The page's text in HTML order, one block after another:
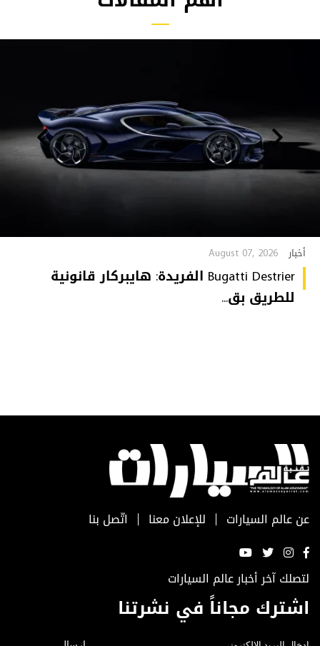
أخبار August 07, 2026
Bugatti Destrier الفريدة: هايبركار قانونية
للطريق بق...
عن عالم السيارات للإعلان معنا اتّصل بنا
لتصلك آخر أخبار عالم السيارات
اشترك مجاناً في نشرتنا